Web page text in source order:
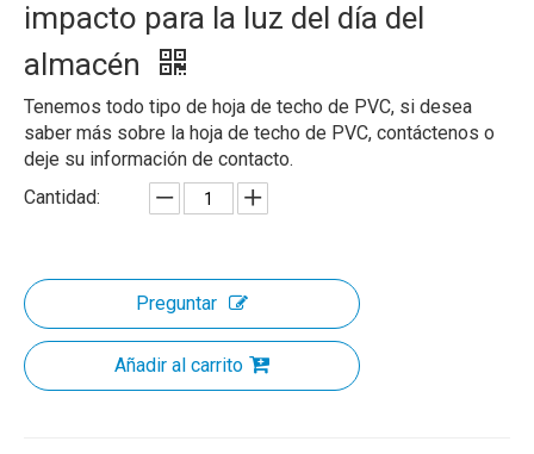
impacto para la luz del día del
almacén
Tenemos todo tipo de hoja de techo de PVC, si desea
saber más sobre la hoja de techo de PVC, contáctenos o
deje su información de contacto.
Cantidad:
Preguntar
Añadir al carrito